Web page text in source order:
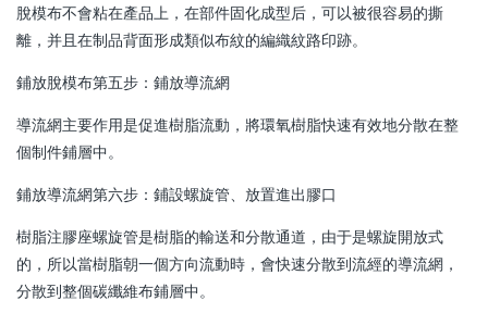
脫模布不會粘在產品上，在部件固化成型后，可以被很容易的撕
離，并且在制品背面形成類似布紋的編織紋路印跡。
鋪放脫模布第五步：鋪放導流網
導流網主要作用是促進樹脂流動，將環氧樹脂快速有效地分散在整
個制件鋪層中。
鋪放導流網第六步：鋪設螺旋管、放置進出膠口
樹脂注膠座螺旋管是樹脂的輸送和分散通道，由于是螺旋開放式
的，所以當樹脂朝一個方向流動時，會快速分散到流經的導流網，
分散到整個碳纖維布鋪層中。